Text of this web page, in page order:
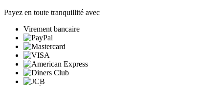
Payez en toute tranquillité avec
Virement bancaire